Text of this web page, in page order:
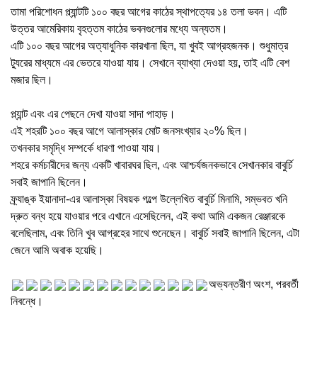
তামা পরিশোধন প্ল্যান্টটি ১০০ বছর আগের কাঠের স্থাপত্যের ১৪ তলা ভবন। এটি
উত্তর আমেরিকায় বৃহত্তম কাঠের ভবনগুলোর মধ্যে অন্যতম।
এটি ১০০ বছর আগের অত্যাধুনিক কারখানা ছিল, যা খুবই আগ্রহজনক। শুধুমাত্র
ট্যুরের মাধ্যমে এর ভেতরে যাওয়া যায়। সেখানে ব্যাখ্যা দেওয়া হয়, তাই এটি বেশ
মজার ছিল।
প্ল্যান্ট এবং এর পেছনে দেখা যাওয়া সাদা পাহাড়।
এই শহরটি ১০০ বছর আগে আলাস্কার মোট জনসংখ্যার ২০% ছিল।
তখনকার সমৃদ্ধি সম্পর্কে ধারণা পাওয়া যায়।
শহরে কর্মচারীদের জন্য একটি খাবারঘর ছিল, এবং আশ্চর্যজনকভাবে সেখানকার বাবুর্চি
সবাই জাপানি ছিলেন।
ফ্র্যাঙ্ক ইয়ানাদা-এর আলাস্কা বিষয়ক গল্পে উল্লেখিত বাবুর্চি মিনামি, সম্ভবত খনি
দ্রুত বন্ধ হয়ে যাওয়ার পরে এখানে এসেছিলেন, এই কথা আমি একজন রেঞ্জারকে
বলেছিলাম, এবং তিনি খুব আগ্রহের সাথে শুনেছেন। বাবুর্চি সবাই জাপানি ছিলেন, এটা
জেনে আমি অবাক হয়েছি।
অভ্যন্তরীণ অংশ, পরবর্তী
নিবন্ধে।